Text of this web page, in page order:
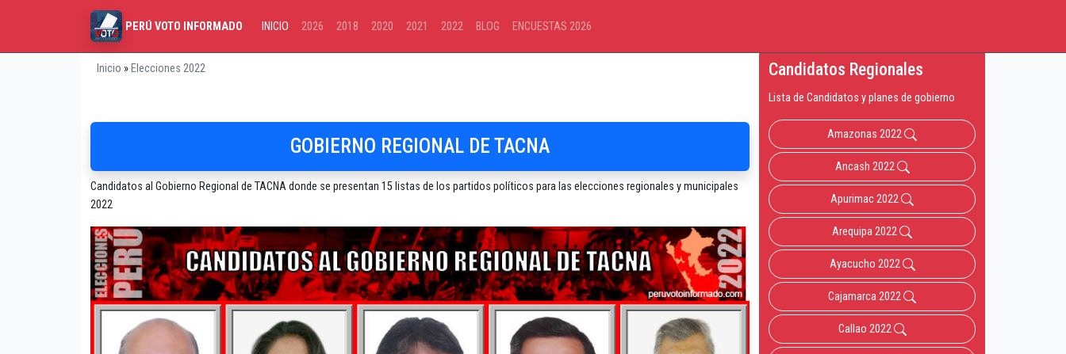
PERÚ VOTO INFORMADO INICIO 2026 2018 2020 2021 2022 BLOG ENCUESTAS 2026
Inicio » Elecciones 2022
GOBIERNO REGIONAL DE TACNA
Candidatos al Gobierno Regional de TACNA donde se presentan 15 listas de los partidos políticos para las elecciones regionales y municipales
2022
Candidatos Regionales
Lista de Candidatos y planes de gobierno
Amazonas 2022
Ancash 2022
Apurimac 2022
Arequipa 2022
Ayacucho 2022
Cajamarca 2022
Callao 2022